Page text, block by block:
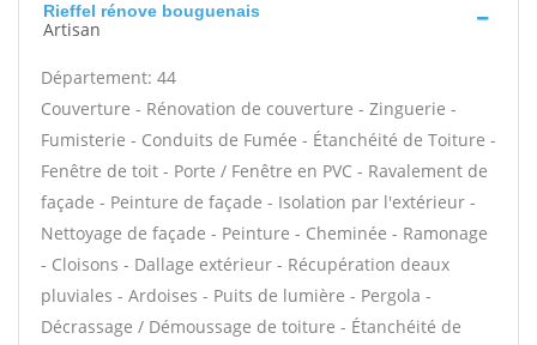
Rieffel rénove bouguenais
Artisan
Département: 44
Couverture - Rénovation de couverture - Zinguerie -
Fumisterie - Conduits de Fumée - Étanchéité de Toiture -
Fenêtre de toit - Porte / Fenêtre en PVC - Ravalement de
façade - Peinture de façade - Isolation par l'extérieur -
Nettoyage de façade - Peinture - Cheminée - Ramonage
- Cloisons - Dallage extérieur - Récupération deaux
pluviales - Ardoises - Puits de lumière - Pergola -
Décrassage / Démoussage de toiture - Étanchéité de